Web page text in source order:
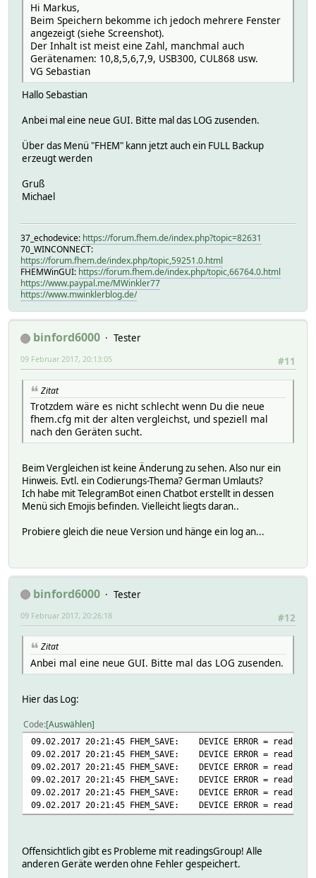
Hi Markus,
Beim Speichern bekomme ich jedoch mehrere Fenster
angezeigt (siehe Screenshot).
Der Inhalt ist meist eine Zahl, manchmal auch
Gerätenamen: 10,8,5,6,7,9, USB300, CUL868 usw.
VG Sebastian
Hallo Sebastian
Anbei mal eine neue GUI. Bitte mal das LOG zusenden.
Über das Menü "FHEM" kann jetzt auch ein FULL Backup
erzeugt werden
Gruß
Michael
37_echodevice: https://forum.fhem.de/index.php?topic=82631
70_WINCONNECT:
https://forum.fhem.de/index.php/topic,59251.0.html
FHEMWinGUI: https://forum.fhem.de/index.php/topic,66764.0.html
https://www.paypal.me/MWinkler77
https://www.mwinklerblog.de/
binford6000
Tester
#11
09 Februar 2017, 20:13:05
Zitat
Trotzdem wäre es nicht schlecht wenn Du die neue
fhem.cfg mit der alten vergleichst, und speziell mal
nach den Geräten sucht.
Beim Vergleichen ist keine Änderung zu sehen. Also nur ein
Hinweis. Evtl. ein Codierungs-Thema? German Umlauts?
Ich habe mit TelegramBot einen Chatbot erstellt in dessen
Menü sich Emojis befinden. Vielleicht liegts daran..
Probiere gleich die neue Version und hänge ein log an...
binford6000
Tester
#12
09 Februar 2017, 20:26:18
Zitat
Anbei mal eine neue GUI. Bitte mal das LOG zusenden.
Hier das Log:
Code Auswählen
09.02.2017 20:21:45 FHEM_SAVE: DEVICE ERROR =
09.02.2017 20:21:45 FHEM_SAVE: DEVICE ERROR =
09.02.2017 20:21:45 FHEM_SAVE: DEVICE ERROR =
09.02.2017 20:21:45 FHEM_SAVE: DEVICE ERROR =
09.02.2017 20:21:45 FHEM_SAVE: DEVICE ERROR =
09.02.2017 20:21:45 FHEM_SAVE: DEVICE ERROR =
Offensichtlich gibt es Probleme mit readingsGroup! Alle
anderen Geräte werden ohne Fehler gespeichert.